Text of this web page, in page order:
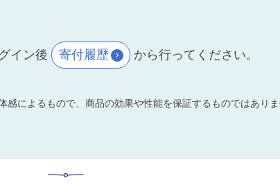
イン後 寄付履歴 から行ってください。
によるもので、商品の効果や性能を保証するものではありま